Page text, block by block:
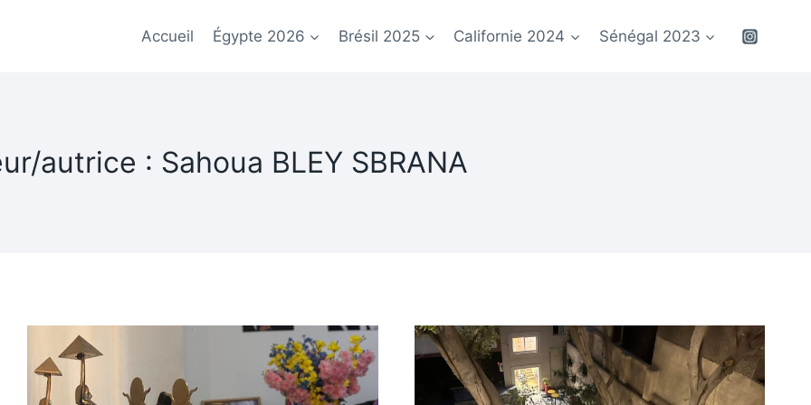
Accueil Égypte 2026 Brésil 2025 Californie 2024 Sénégal 2023
autrice : Sahoua BLEY SBRANA